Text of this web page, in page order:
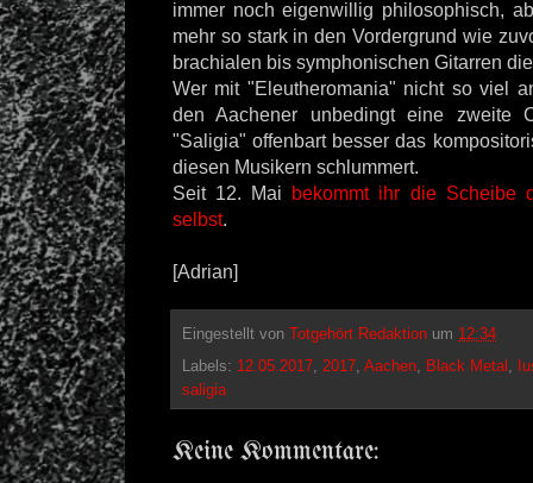
immer noch eigenwillig philosophisch,
mehr so stark in den Vordergrund wie
brachialen bis symphonischen Gitarren
Wer mit "Eleutheromania" nicht so viel
den Aachener unbedingt eine zweite
"Saligia" offenbart besser das
diesen Musikern schlummert.
Seit 12. Mai bekommt ihr die Scheibe
selbst.
[Adrian]
Eingestellt von Totgehört Redaktion um 12:34
Labels: 12.05.2017 2017 Aachen Black Metal
saligia
Keine Kommentare: